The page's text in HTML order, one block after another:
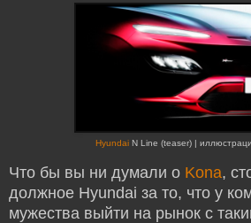
HyundaiN Line (teaser) |
Что бы вы ни думали о Kona,
должное Hyundai за то, что у
мужества выйти на рынок с